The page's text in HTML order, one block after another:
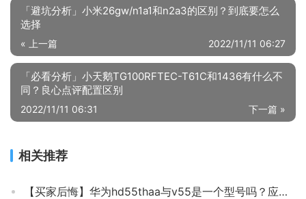
「避坑分析」小米26gw/n1a1和n2a3的区别？到底要怎么
选择
« 上一篇 2022/11/11 06:27
「必看分析」小天鹅TG100RFTEC-T61C和1436有什么不
同？良心点评配置区别
下一篇 »
2022/11/11 06:31
相关推荐
【买家后悔】华为hd55thaa与v55是一个型号吗？应该怎么样选择